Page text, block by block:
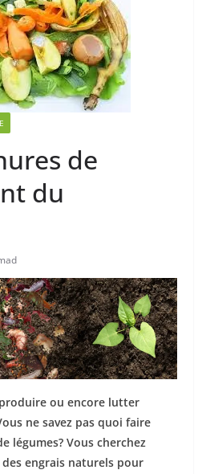
de
du
ou encore lutter
ne savez pas quoi faire
légumes? Vous cherchez
engrais naturels pour